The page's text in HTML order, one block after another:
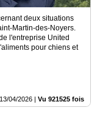
deux situations
Martin-des-Noyers.
l'entreprise United
pour chiens et
13/04/2026 | Vu 921525 fois